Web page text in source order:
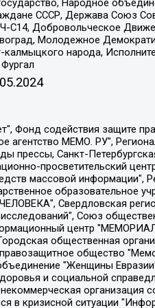
Народное
СССР, Держава Союз
Добровольческое
Молодежное
народа,
"ЗП", Иванова София Юрьевна, Карезина Инна Павловна, Кильтау Екатерина Викторовна, Петров Алексей Викторович, Пискунов Сергей Евгеньевич, Смирнов Сергей Сергеевич, Тихонов Михаил Сергеевич, Общество с ограниченной ответственностью "ЖУРНАЛИСТ-ИНОСТРАННЫЙ АГЕНТ", Арапова Галина Юрьевна, Вольтская Татьяна Анатольевна, Американская компания "Mason G.E.S. Anonymous Foundation" (США), являющаяся владельцем интернет-издания https://mnews.world/, Компания "Stichting Bellingcat", зарегистрированная в Нидерландах (дата регистрации 11.07.2018), Захаров Андрей Вячеславович, Клепиковская Екатерина Дмитриевна, Общество с ограниченной ответственностью "МЕМО", Перл Роман Александрович, Симонов Евгений Алексеевич, Соловьева Елена Анатольевна, Сотников Даниил Владимирович, Сурначева Елизавета Дмитриевна, Автономная некоммерческая организация по защите прав человека и информированию населения "Якутия – Наше Мнение", Общество с ограниченной ответственностью "Москоу диджитал медиа", с 26.01.2023 Общество с ограниченной ответственностью "Чайка Белые сады", Ветошкина Валерия Валерьевна, Заговора Максим Александрович, Межрегиональное общественное движение "Российская ЛГБТ - сеть", Оленичев Максим Владимирович, Павлов Иван Юрьевич, Скворцова Елена Сергеевна, Общество с ограниченной ответственностью "Как бы инагент", Кочетков Игорь Викторович, Общество с ограниченной ответственностью "Честные выборы", Еланчик Олег Александрович, Общество с ограниченной ответственностью "Нобелевский призыв", Гималова Регина Эмилевна, Григорьев Андрей Валерьевич, Григорьева Алина Александровна, Ассоциация по содействию защите прав призывников, альтернативнослужащих и военнослужащих "Правозащитная группа